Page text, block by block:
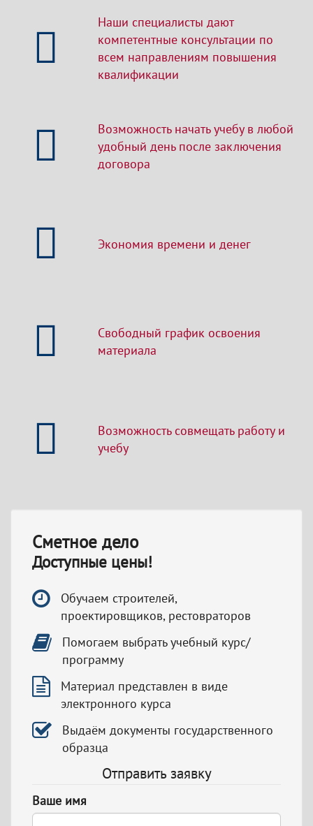
Наши специалисты дают
компетентные консультации по
всем направлениям повышения
квалификации
Возможность начать учебу в любой
удобный день после заключения
договора
Экономия времени и денег
Свободный график освоения
материала
Возможность совмещать работу и
учебу
Сметное дело
Доступные цены!
Обучаем строителей,
проектировщиков, рестовраторов
Помогаем выбрать учебный курс/
программу
Материал представлен в виде
электронного курса
Выдаём документы государственного
образца
Отправить заявку
Ваше имя